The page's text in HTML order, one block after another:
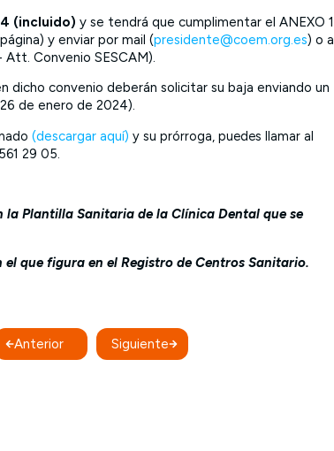
(incluido) y se tendrá que cumplimentar el ANEXO 1
y enviar por mail (presidente@coem.org.es) o a
Convenio SESCAM).
dicho convenio deberán solicitar su baja enviando un
de enero de 2024).
(descargar aquí) y su prórroga, puedes llamar al
29 05.
la Plantilla Sanitaria de la Clínica Dental que se
que figura en el Registro de Centros Sanitario.
Anterior Siguiente